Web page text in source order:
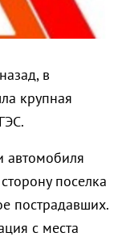
в
крупная
автомобиля
поселка
пострадавших.
с места